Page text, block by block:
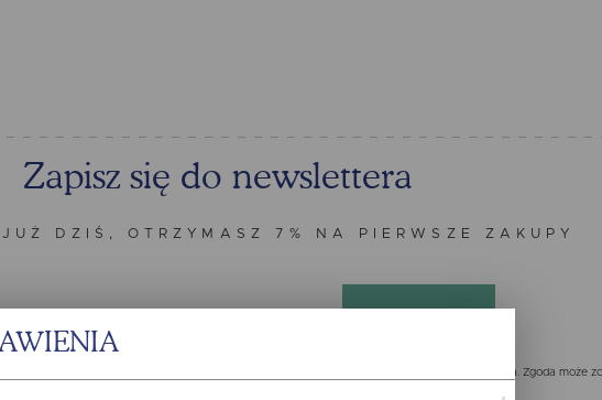
Zapisz się do newslettera
DZIŚ, OTRZYMASZ 7% NA PIERWSZE ZAKUPY
wskazany przeze mnie adres e-mail informacji dotyczących świadczonych przez Administratora. Zgoda może